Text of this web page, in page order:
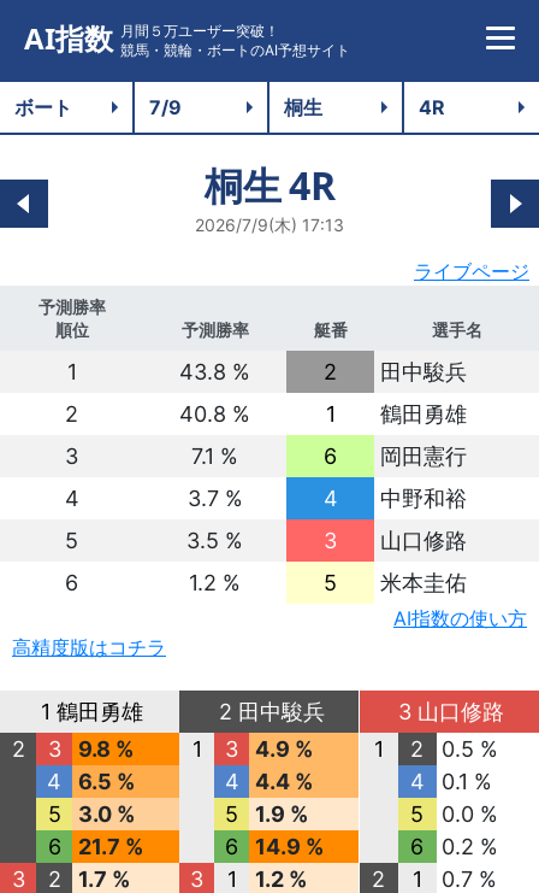
AI指数 月間５万ユーザー突破！
競馬・競輪・ボートのAI予想サイト
桐生4R
2026/7/9(木) 17:13
ライブページ
予測勝率
順位
予測勝率 艇番 選手名
1 43.8 % 2
田中駿兵
2
40.8 % 1
鶴田勇雄
3
7.1 % 6
岡田憲行
4
3.7 % 4
中野和裕
5
3.5 % 3
山口修路
6
1.2 % 5 米本圭佑
AI指数の使い方
高精度版はコチラ
1 鶴田勇雄
2
3
9.8 %
4
6.5 %
5
3.0 %
6
21.7 %
3
2
1.7 %
2 田中駿兵
1
3
4.9 %
4
4.4 %
5
1.9 %
6
14.9 %
3
1
1.2 %
3 山口修路
1
2
0.5 %
4
0.1 %
5
0.0 %
6
0.2 %
2
1
0.7 %